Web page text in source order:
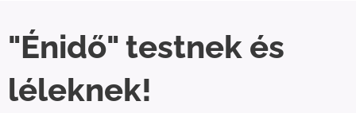
"Énidő" testnek és
léleknek!